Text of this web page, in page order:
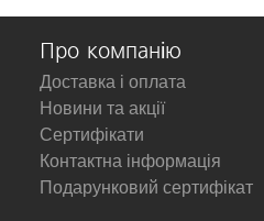
Про компанію
Доставка і оплата
Новини та акції
Сертифікати
Контактна інформація
Подарунковий сертифікат